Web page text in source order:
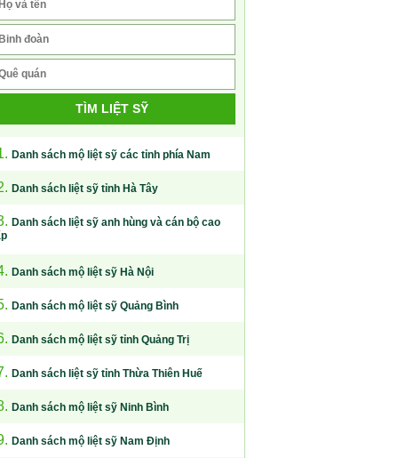
TÌM LIỆT SỸ
Danh sách mộ liệt sỹ các tỉnh phía Nam
Danh sách liệt sỹ tỉnh Hà Tây
Danh sách liệt sỹ anh hùng và cán bộ cao
Danh sách mộ liệt sỹ Hà Nội
Danh sách mộ liệt sỹ Quảng Bình
Danh sách mộ liệt sỹ tỉnh Quảng Trị
Danh sách liệt sỹ tỉnh Thừa Thiên Huế
Danh sách mộ liệt sỹ Ninh Bình
Danh sách mộ liệt sỹ Nam Định